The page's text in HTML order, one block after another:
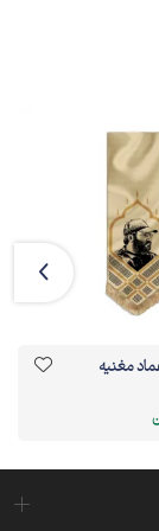
که توی دره
باشه حتما اون
مغنیه